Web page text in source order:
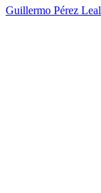
Guillermo Pérez Leal